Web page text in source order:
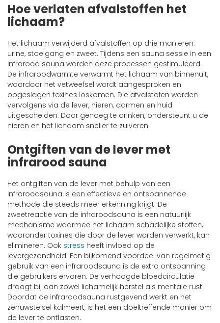
Hoe verlaten afvalstoffen het
lichaam?
Het lichaam verwijderd afvalstoffen op drie manieren:
urine, stoelgang en zweet. Tijdens een sauna sessie in een
infrarood sauna worden deze processen gestimuleerd.
De infraroodwarmte verwarmt het lichaam van binnenuit,
waardoor het vetweefsel wordt aangesproken en
opgeslagen toxines loskomen. Die afvalstofen worden
vervolgens via de lever, nieren, darmen en huid
uitgescheiden. Door genoeg te drinken, ondersteunt u de
nieren en het lichaam sneller te zuiveren.
Ontgiften van de lever met
infrarood sauna
Het ontgiften van de lever met behulp van een
infraroodsauna is een effectieve en ontspannende
methode die steeds meer erkenning krijgt. De
zweetreactie van de infraroodsauna is een natuurlijk
mechanisme waarmee het lichaam schadelijke stoffen,
waaronder toxines die door de lever worden verwerkt, kan
elimineren. Ook stress heeft invloed op de
levergezondheid. Een bijkomend voordeel van regelmatig
gebruik van een infraroodsauna is de extra ontspanning
die gebruikers ervaren. De verhoogde bloedcirculatie
draagt bij aan zowel lichamelijk herstel als mentale rust.
Doordat de infraroodsauna rustgevend werkt en het
zenuwstelsel kalmeert, is het een doeltreffende manier om
de lever te ontlasten.